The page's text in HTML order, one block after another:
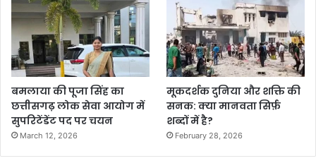
बमलाया की पूजा सिंह का
छत्तीसगढ़ लोक सेवा आयोग में
सुपरिटेंडेंट पद पर चयन
March 12, 2026
मूकदर्शक दुनिया और शक्ति की
सनक: क्या मानवता सिर्फ़
शब्दों में है?
February 28, 2026